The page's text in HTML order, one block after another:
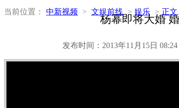
当前位置： 中新视频 > 文娱前线 > 娱乐 > 正文
杨幂即将大婚
发布时间：2013年11月15日 08:24